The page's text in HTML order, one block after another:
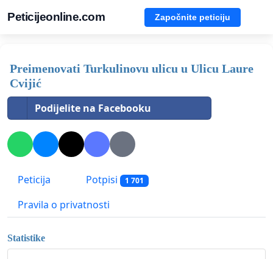
Peticijeonline.com Započnite peticiju
Preimenovati Turkulinovu ulicu u Ulicu Laure
Cvijić
Podijelite na Facebooku
Peticija Potpisi 1 701
Pravila o privatnosti
Statistike